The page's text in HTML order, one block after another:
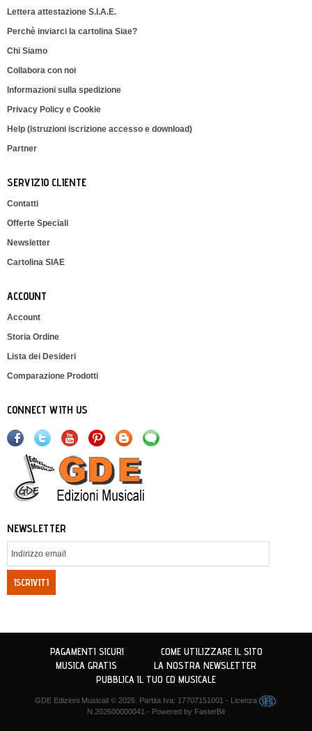
Lettera attestazione S.I.A.E.
Perchè inviarci la cartolina Siae?
Chi Siamo
Collabora con noi
Informazioni sulla spedizione
Privacy Policy e Cookie
Help (istruzioni iscrizione accesso e download)
Partner
SERVIZIO CLIENTE
Contatti
Offerte Speciali
Newsletter
Cartolina SIAE
ACCOUNT
Account
Storia Ordine
Lista dei Desideri
Comparazione Prodotti
CONNECT WITH US
NEWSLETTER
ISCRIVITI
PAGAMENTI SICURI
COME UTILIZZARE IL SITO
MUSICA GRATIS
LA NOSTRA NEWSLETTER
PUBBLICA IL TUO CD MUSICALE
GDE Edizioni Musicali© 2026. Partita Iva: 17707151001 - Licenza
:
N.202600000041 - Powered by FasterBit